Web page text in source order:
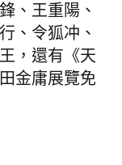
、王重陽、
、令狐冲、
，還有《天
金庸展覽免